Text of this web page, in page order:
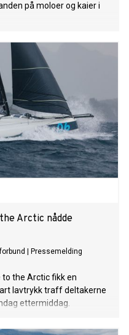
på moloer og kaier i
Arctic nådde
Pressemelding
to the Arctic fikk en
lavtrykk traff deltakerne
ettermiddag.